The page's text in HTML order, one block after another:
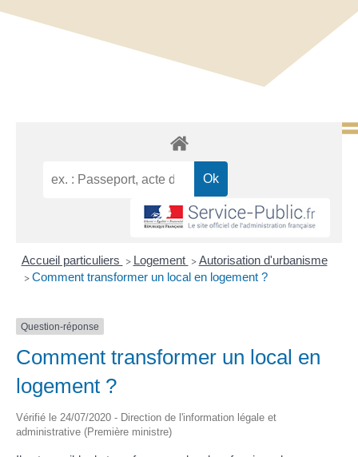
Accueil particuliers > Logement > Autorisation d'urbanisme
> Comment transformer un local en logement ?
Question-réponse
Comment transformer un local en
logement ?
Vérifié le 24/07/2020 - Direction de l'information légale et
administrative (Première ministre)